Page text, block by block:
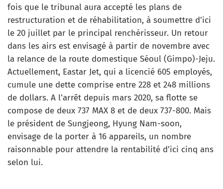
fois que le tribunal aura accepté les plans de
restructuration et de réhabilitation, à soumettre d’ici
le 20 juillet par le principal renchérisseur. Un retour
dans les airs est envisagé à partir de novembre avec
la relance de la route domestique Séoul (Gimpo)-Jeju.
Actuellement, Eastar Jet, qui a licencié 605 employés,
cumule une dette comprise entre 228 et 248 millions
de dollars. A l’arrêt depuis mars 2020, sa flotte se
compose de deux 737 MAX 8 et de deux 737-800. Mais
le président de Sungjeong, Hyung Nam-soon,
envisage de la porter à 16 appareils, un nombre
raisonnable pour attendre la rentabilité d’ici cinq ans
selon lui.